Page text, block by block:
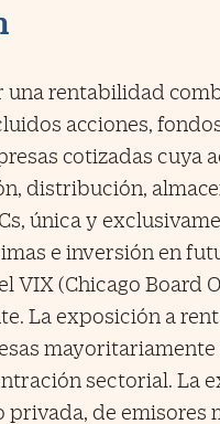
una rentabilidad
acciones,
cotizadas cuya
distribución,
única y
e inversión en
VIX (Chicago Board
La exposición a
mayoritariamente
sectorial. La
privada, de